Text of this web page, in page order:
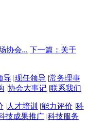
协会... 下一篇：关于
导 |现任领导 |常务理事
|协会大事记 |联系我们
| 人才培训 |能力评价 |科
技成果推广 |科技服务